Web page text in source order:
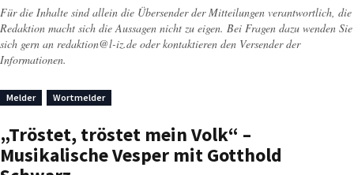
Für die Inhalte sind allein die Übersender der Mitteilungen verantwortlich, die
Redaktion macht sich die Aussagen nicht zu eigen. Bei Fragen dazu wenden Sie
sich gern an redaktion@l-iz.de oder kontaktieren den Versender der
Informationen.
Melder Wortmelder
„Tröstet, tröstet mein Volk“ –
Musikalische Vesper mit Gotthold